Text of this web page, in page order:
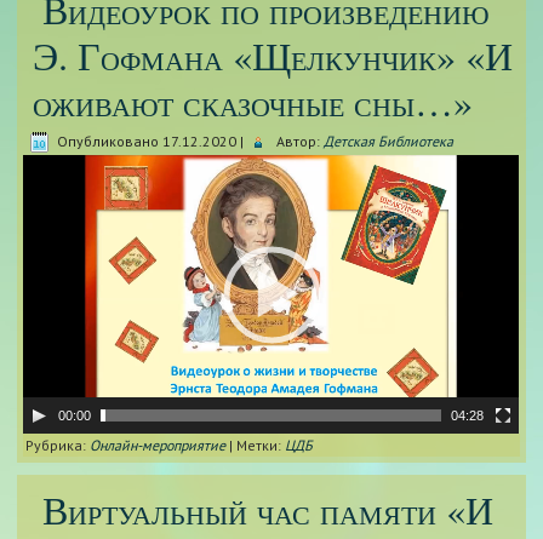
Э. Гофмана «Щелкунчик» «И
оживают сказочные сны…»
Опубликовано 17.12.2020 | Автор: Детская Библиотека
Видеоплеер
00:00 04:28
Рубрика: Онлайн-мероприятие| Метки: ЦДБ
Виртуальный час памяти «И